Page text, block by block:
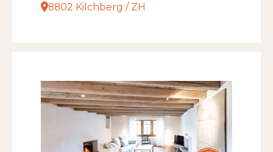
8802 Kilchberg / ZH